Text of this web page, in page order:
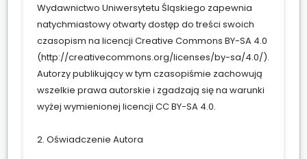
Wydawnictwo Uniwersytetu Śląskiego zapewnia
natychmiastowy otwarty dostęp do treści swoich
czasopism na licencji Creative Commons BY-SA 4.0
(http://creativecommons.org/licenses/by-sa/4.0/).
Autorzy publikujący w tym czasopiśmie zachowują
wszelkie prawa autorskie i zgadzają się na warunki
wyżej wymienionej licencji CC BY-SA 4.0.
2. Oświadczenie Autora